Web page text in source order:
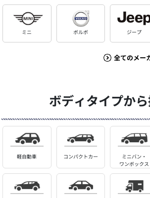
ミニ ボルボ ジープ
全てのメー
ボディタイプか
軽自動車 コンパクトカー
ミニバン・
ワンボックス